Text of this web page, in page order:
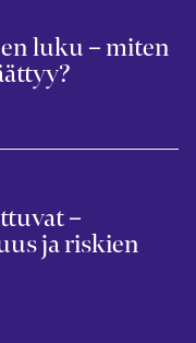
luku – miten
–
ja riskien